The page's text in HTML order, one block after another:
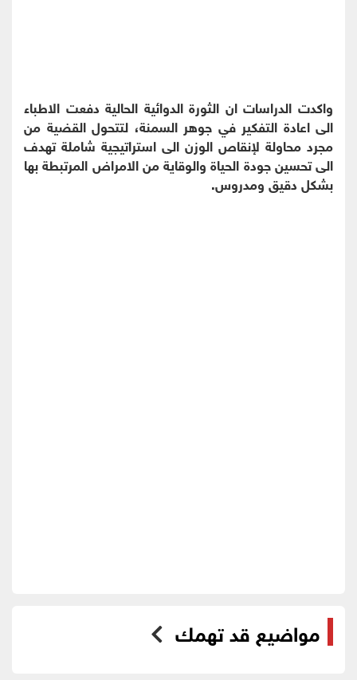
واكدت الدراسات ان الثورة الدوائية الحالية دفعت الاطباء
الى اعادة التفكير في جوهر السمنة، لتتحول القضية من
مجرد محاولة لإنقاص الوزن الى استراتيجية شاملة تهدف
الى تحسين جودة الحياة والوقاية من الامراض المرتبطة بها
بشكل دقيق ومدروس.
مواضيع قد تهمك